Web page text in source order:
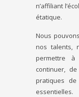
n’affiliant
étatique.
Nous
nos talents,
permettre à
continuer,
pratiques
essentielles.